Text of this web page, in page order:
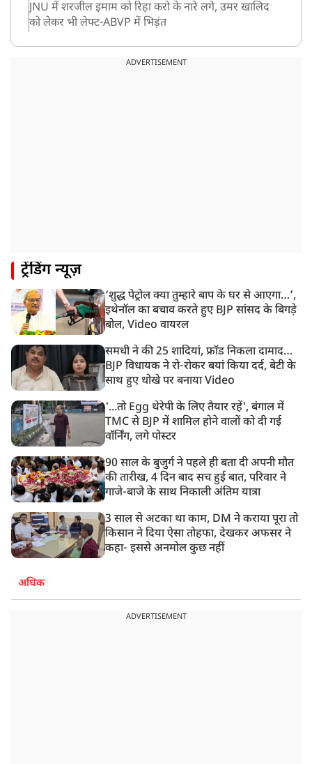
JNU में शरजील इमाम को रिहा करो के नारे लगे, उमर खालिद
को लेकर भी लेफ्ट-ABVP में भिड़ंत
रांची में विधानसभा के गेट पर पहुंचे प्रदर्शनकारी छात्र, भारी पुलिस
अभिषेक बनर्जी को आंखों के इलाज के लिए विदेश जाने की
इजाजत, SC ने लगाईं ये शर्तें!
1:40 PM
रांची: झारखंड विधानसभा परिसर में घुसे छात्र प्रदर्शनकारी,
पुलिस ने किया लाठीचार्ज
ADVERTISEMENT
ट्रेंडिंग न्यूज़
‘शुद्ध पेट्रोल क्या तुम्हारे बाप के घर से आएगा…’,
इथेनॉल का बचाव करते हुए BJP सांसद के बिगड़े
बोल, Video वायरल
समधी ने की 25 शादियां, फ्रॉड निकला दामाद…
BJP विधायक ने रो-रोकर बयां किया दर्द, बेटी के
साथ हुए धोखे पर बनाया Video
'...तो Egg थेरेपी के लिए तैयार रहें', बंगाल में
TMC से BJP में शामिल होने वालों को दी गई
वॉर्निंग, लगे पोस्टर
90 साल के बुजुर्ग ने पहले ही बता दी अपनी मौत
की तारीख, 4 दिन बाद सच हुई बात, परिवार ने
गाजे-बाजे के साथ निकाली अंतिम यात्रा
3 साल से अटका था काम, DM ने कराया पूरा तो
किसान ने दिया ऐसा तोहफा, देखकर अफसर ने
कहा- इससे अनमोल कुछ नहीं
अधिक
ADVERTISEMENT